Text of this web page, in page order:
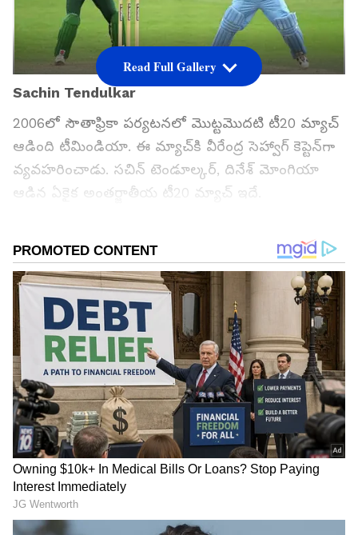
Sachin Tendulkar
2006లో సౌతాఫ్రికా పర్యటనలో మొట్టమొదటి టీ20 మ్యాచ్
ఆడింది టీమిండియా. ఈ మ్యాచ్‌‌కి వీరేంద్ర సెహ్వాగ్ కెప్టెన్‌గా
వ్యవహరించాడు. సచిన్ టెండూల్కర్, దినేశ్ మోంగియా
ఆడిన ఏకైక అంతర్జాతీయ టీ20 మ్యాచ్ ఇదే.
గూగుల్‌లో ఆసక్తికరమైన సమాచారం కోసం ఏసియానెట్ తెలుగు
ను మీ ఫ్రిఫర్డ్ సోర్స్ గా ఎంచుకోండి
2
Read Full Gallery